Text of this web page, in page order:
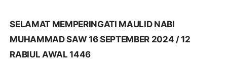
SELAMAT MEMPERINGATI MAULID NABI
MUHAMMAD SAW 16 SEPTEMBER 2024 / 12
RABIUL AWAL 1446